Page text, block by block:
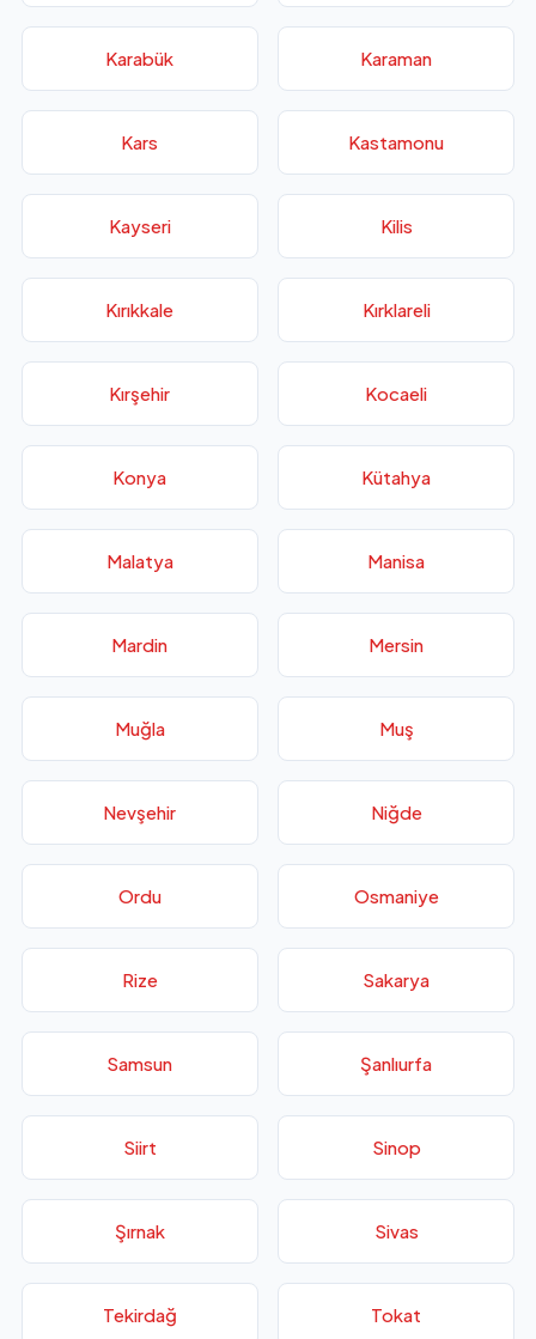
Karabük Karaman
Kars Kastamonu
Kayseri Kilis
Kırıkkale Kırklareli
Kırşehir Kocaeli
Konya Kütahya
Malatya Manisa
Mardin Mersin
Muğla Muş
Nevşehir Niğde
Ordu Osmaniye
Rize Sakarya
Samsun Şanlıurfa
Siirt Sinop
Şırnak Sivas
Tekirdağ Tokat